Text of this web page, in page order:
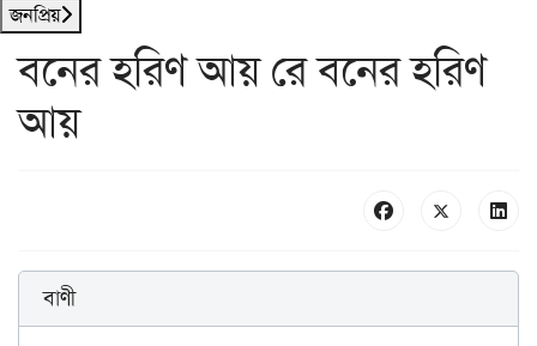
জনপ্রিয়
বনের হরিণ আয় রে বনের হরিণ
আয়
বাণী